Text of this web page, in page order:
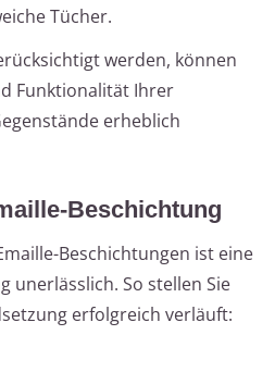
Tücher.
werden, können
Funktionalität Ihrer
erheblich
Beschichtung
Beschichtungen ist eine
unerlässlich. So stellen Sie
erfolgreich verläuft: